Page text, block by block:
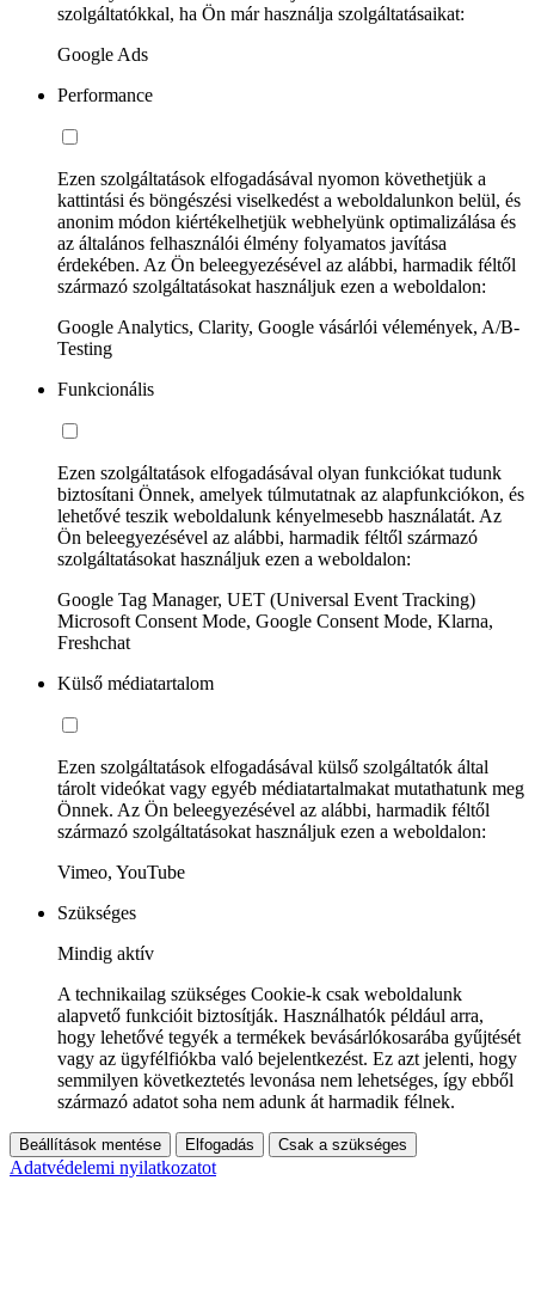
szolgáltatókkal, ha Ön már használja szolgáltatásaikat:
Google Ads
Performance
Ezen szolgáltatások elfogadásával nyomon követhetjük a
kattintási és böngészési viselkedést a weboldalunkon belül, és
anonim módon kiértékelhetjük webhelyünk optimalizálása és
az általános felhasználói élmény folyamatos javítása
érdekében. Az Ön beleegyezésével az alábbi, harmadik féltől
származó szolgáltatásokat használjuk ezen a weboldalon:
Google Analytics, Clarity, Google vásárlói vélemények, A/B-
Testing
Funkcionális
Ezen szolgáltatások elfogadásával olyan funkciókat tudunk
biztosítani Önnek, amelyek túlmutatnak az alapfunkciókon, és
lehetővé teszik weboldalunk kényelmesebb használatát. Az
Ön beleegyezésével az alábbi, harmadik féltől származó
szolgáltatásokat használjuk ezen a weboldalon:
Google Tag Manager, UET (Universal Event Tracking)
Microsoft Consent Mode, Google Consent Mode, Klarna,
Freshchat
Külső médiatartalom
Ezen szolgáltatások elfogadásával külső szolgáltatók által
tárolt videókat vagy egyéb médiatartalmakat mutathatunk meg
Önnek. Az Ön beleegyezésével az alábbi, harmadik féltől
származó szolgáltatásokat használjuk ezen a weboldalon:
Vimeo, YouTube
Szükséges
Mindig aktív
A technikailag szükséges Cookie-k csak weboldalunk
alapvető funkcióit biztosítják. Használhatók például arra,
hogy lehetővé tegyék a termékek bevásárlókosarába gyűjtését
vagy az ügyfélfiókba való bejelentkezést. Ez azt jelenti, hogy
semmilyen következtetés levonása nem lehetséges, így ebből
származó adatot soha nem adunk át harmadik félnek.
Beállítások mentése Elfogadás Csak a szükséges
Adatvédelemi nyilatkozatot